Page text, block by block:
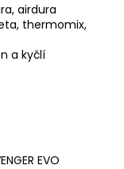
airdura
thermomix,
a kyčlí
EVO